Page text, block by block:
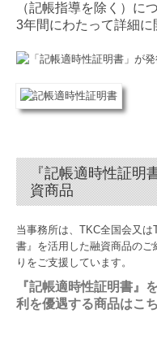
（記帳指導を除く）に
3年間にわたって詳細に
『記帳適時性証明
資商品
当事務所は、TKC全国会又
書 』 を活用した融資商品の
りをご支援しています。
『記帳適時性証明書』
利を優遇する商品はこ